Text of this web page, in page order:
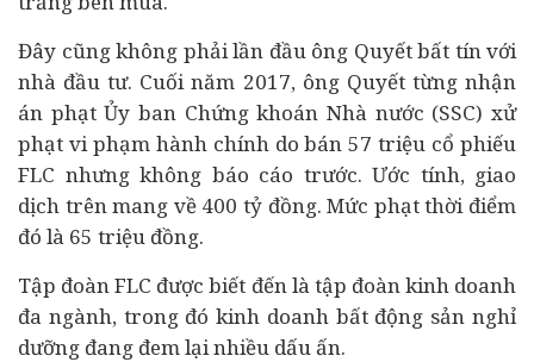
Đây cũng không phải lần đầu ông Quyết bất tín với
nhà đầu tư. Cuối năm 2017, ông Quyết từng nhận
án phạt Ủy ban Chứng khoán Nhà nước (SSC) xử
phạt vi phạm hành chính do bán 57 triệu cổ phiếu
FLC nhưng không báo cáo trước. Ước tính, giao
dịch trên mang về 400 tỷ đồng. Mức phạt thời điểm
đó là 65 triệu đồng.
Tập đoàn FLC được biết đến là tập đoàn kinh doanh
đa ngành, trong đó kinh doanh bất động sản nghỉ
dưỡng đang đem lại nhiều dấu ấn.